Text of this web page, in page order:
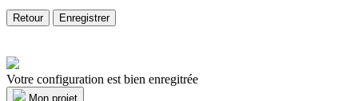
Retour Enregistrer
Votre configuration est bien enregitrée
Mon projet